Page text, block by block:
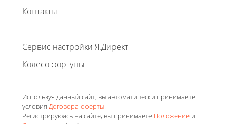
Контакты
Сервис настройки Я.Директ
Колесо фортуны
Используя данный сайт, вы автоматически принимаете
условия Договора-оферты.
Регистрируюясь на сайте, вы принимаете Положение и